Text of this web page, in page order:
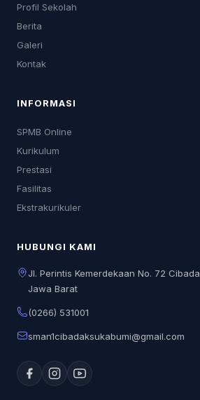
Profil Sekolah
Berita
Galeri
Kontak
INFORMASI
SPMB Online
Kurikulum
Prestasi
Fasilitas
Ekstrakurikuler
HUBUNGI KAMI
Jl. Perintis Kemerdekaan No. 72
Jawa Barat
(0266) 531001
sman1cibadaksukabumi@gmail.com